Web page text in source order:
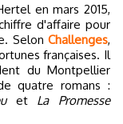
en mars 2015,
d'affaire pour
Selon Challenges,
françaises. Il
du Montpellier
quatre romans :
et La Promesse